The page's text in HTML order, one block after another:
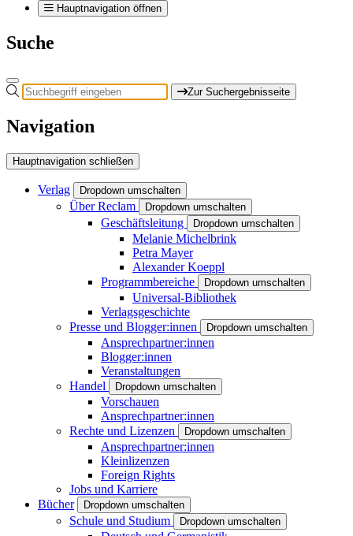
Hauptnavigation öffnen
Suche
Zur Suchergebnisseite
Navigation
Hauptnavigation schließen
Verlag Dropdown umschalten
Über Reclam Dropdown umschalten
Geschäftsleitung Dropdown umschalten
Melanie Michelbrink
Petra Mayer
Alexander Koeppl
Programmbereiche
Dropdown umschalten
Universal-Bibliothek
Verlagsgeschichte
Presse und Blogger:innen
Dropdown umschalten
Ansprechpartner:innen
Blogger:innen
Veranstaltungen
Handel
Dropdown umschalten
Vorschauen
Ansprechpartner:innen
Rechte und Lizenzen
Dropdown umschalten
Ansprechpartner:innen
Kleinlizenzen
Foreign Rights
Jobs und Karriere
Bücher
Dropdown umschalten
Schule und Studium Dropdown umschalten